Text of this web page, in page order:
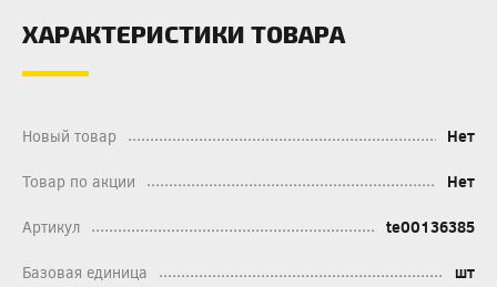
ХАРАКТЕРИСТИКИ ТОВАРА
Новый товар Нет
Товар по акции Нет
Артикул te00136385
Базовая единица шт